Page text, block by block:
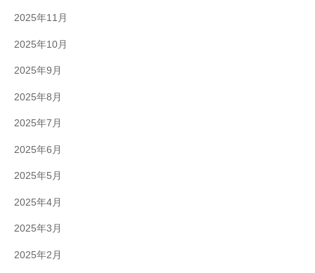
2025年11月
2025年10月
2025年9月
2025年8月
2025年7月
2025年6月
2025年5月
2025年4月
2025年3月
2025年2月